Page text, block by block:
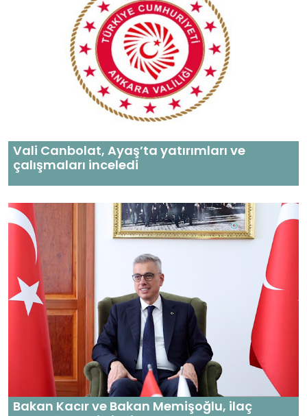
Vali Canbolat, Ayaş’ta yatırımları ve
çalışmaları inceledi
Bakan Kacır ve Bakan Memişoğlu, ilaç